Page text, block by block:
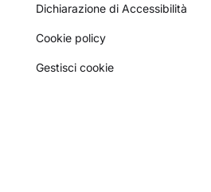
Dichiarazione di Accessibilità
Cookie policy
Gestisci cookie